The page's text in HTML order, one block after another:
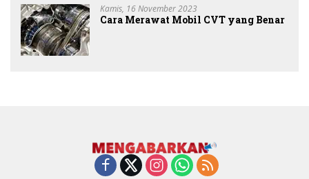
Kamis, 16 November 2023
Cara Merawat Mobil CVT yang Benar